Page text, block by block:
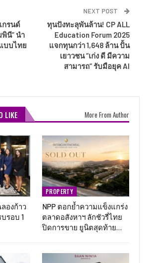
กรนด์
นี” นำ
บบไทย
NEXT POST
ทุนปังทะลุพันล้าน! CP ALL
Education Forum 2025
แจกทุนกว่า 1,648 ล้าน ปั้น
เยาวชน “เก่ง ดี มีความ
สามารถ” รับมือยุค AI
LIKE More From Author
ลองก้าว
รอบ 1
PROPERTY
NPP ตอกย้ำความแข็งแกร่ง
ตลาดอสังหาฯ ลักชัวรี่ไทย
ปิดการขาย ยูนิตสุดท้าย…